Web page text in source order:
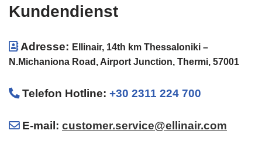
Kundendienst
Adresse: Ellinair, 14th km Thessaloniki –
N.Michaniona Road, Airport Junction, Thermi, 57001
Telefon Hotline: +30 2311 224 700
E-mail: customer.service@ellinair.com